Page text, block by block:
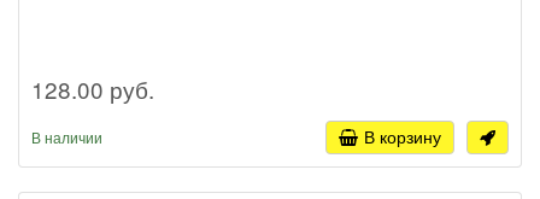
128.00 руб.
В наличии В корзину